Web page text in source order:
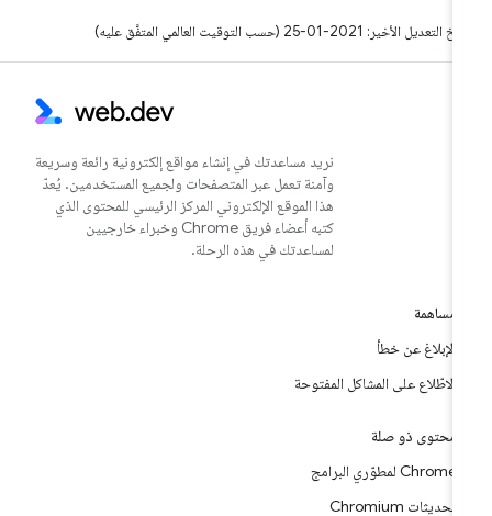
الأخير: 2021-01-25 (حسب التوقيت العالمي المتفَّق عليه)
نريد مساعدتك في إنشاء مواقع إلكترونية رائعة وسريعة
وآمنة تعمل عبر المتصفحات ولجميع المستخدمين. يُعدّ
هذا الموقع الإلكتروني المركز الرئيسي للمحتوى الذي
كتبه أعضاء فريق Chrome وخبراء خارجيين
لمساعدتك في هذه الرحلة.
مساهمة
الإبلاغ عن خطأ
الاطّلاع على المشاكل المفتوحة
محتوى ذو صلة
Chrome لمطوّري البرامج
تحديثات Chromium